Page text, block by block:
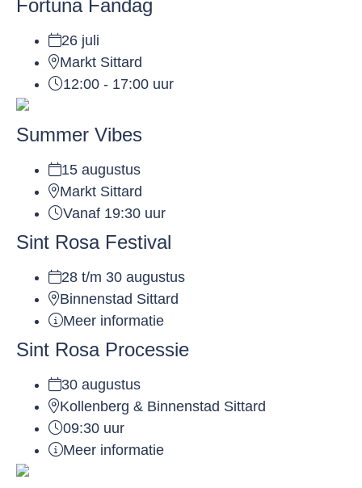
Fortuna Fandag
26 juli
Markt Sittard
12:00 - 17:00 uur
Summer Vibes
15 augustus
Markt Sittard
Vanaf 19:30 uur
Sint Rosa Festival
28 t/m 30 augustus
Binnenstad Sittard
Meer informatie
Sint Rosa Processie
30 augustus
Kollenberg & Binnenstad Sittard
09:30 uur
Meer informatie